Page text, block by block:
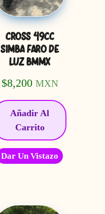
CROSS 49CC
SIMBA FARO DE
LUZ BMMX
$8,200 MXN
Añadir Al
Carrito
Dar Un Vistazo